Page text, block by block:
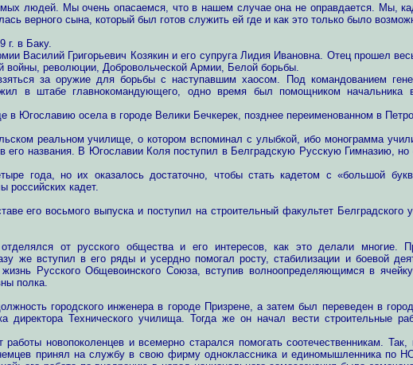
людей. Мы очень опасаемся, что в нашем случае она не оправдается. Мы,
верного сына, который был готов служить ей где и как это только было
г. в Баку.
Василий Григорьевич Козякин и его супруга Лидия Ивановна. Отец прошел
революции, Добровольческой Армии, Белой борьбы.
за оружие для борьбы с наступавшим хаосом. Под командованием
в штабе главнокомандующего, одно время был помощником начальника
Югославию осела в городе Велики Бечкерек, позднее переименованном в
реальном училище, о котором вспоминал с улыбкой, ибо монограмма
его названия. В Югославии Коля поступил в Белградскую Русскую Гимназию,
года, но их оказалось достаточно, чтобы стать кадетом с «большой
российских кадет.
его восьмого выпуска и поступил на строительный факультет Белградского
от русского общества и его интересов, как это делали многие.
же вступил в его ряды и усердно помогал росту, стабилизации и боевой
Русского Общевоинского Союза, вступив волноопределяющимся в ячейку
полка.
городского инженера в городе Призрене, а затем был переведен в
директора Технического училища. Тогда же он начал вести строительные
новопоколенцев и всемерно старался помогать соотечественникам.
принял на службу в свою фирму одноклассника и единомышленника по